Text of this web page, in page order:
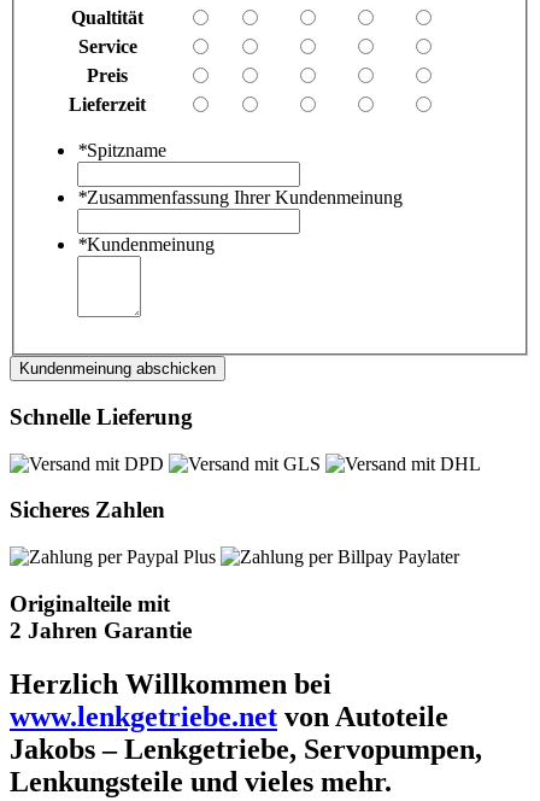
Qualtität
Service
Preis
Lieferzeit
*Spitzname
*Zusammenfassung Ihrer Kundenmeinung
*Kundenmeinung
Kundenmeinung abschicken
Schnelle Lieferung
Sicheres Zahlen
Originalteile mit
2 Jahren Garantie
Herzlich Willkommen bei
www.lenkgetriebe.net von Autoteile
Jakobs – Lenkgetriebe, Servopumpen,
Lenkungsteile und vieles mehr.